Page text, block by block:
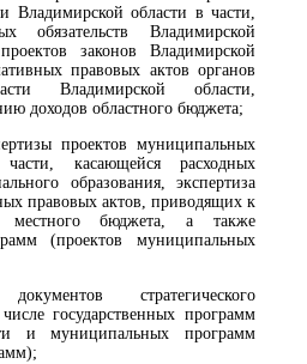
Владимирской области в части,
обязательств Владимирской
законов Владимирской
правовых актов органов
Владимирской области,
доходов областного бюджета;
проектов муниципальных
касающейся расходных
образования, экспертиза
правовых актов, приводящих к
местного бюджета, а также
(проектов муниципальных
стратегического
государственных программ
и муниципальных программ